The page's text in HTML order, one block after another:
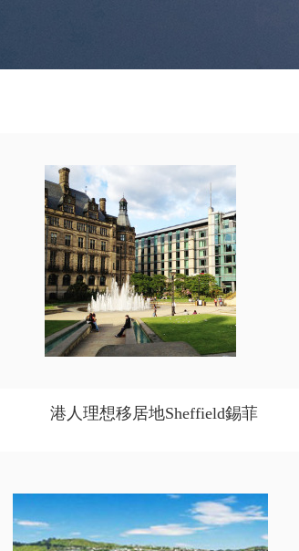
港人理想移居地Sheffield錫菲